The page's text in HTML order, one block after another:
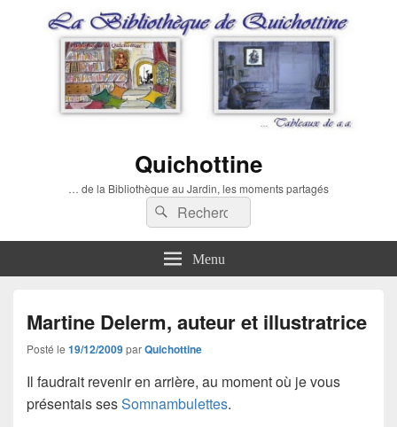
Quichottine
… de la Bibliothèque au Jardin, les moments partagés
Recherche :
Rechercher
Menu
Martine Delerm, auteur et illustratrice
Posté le 19/12/2009parQuichottine
Il faudrait revenir en arrière, au moment où je vous
présentais sesSomnambulettes.